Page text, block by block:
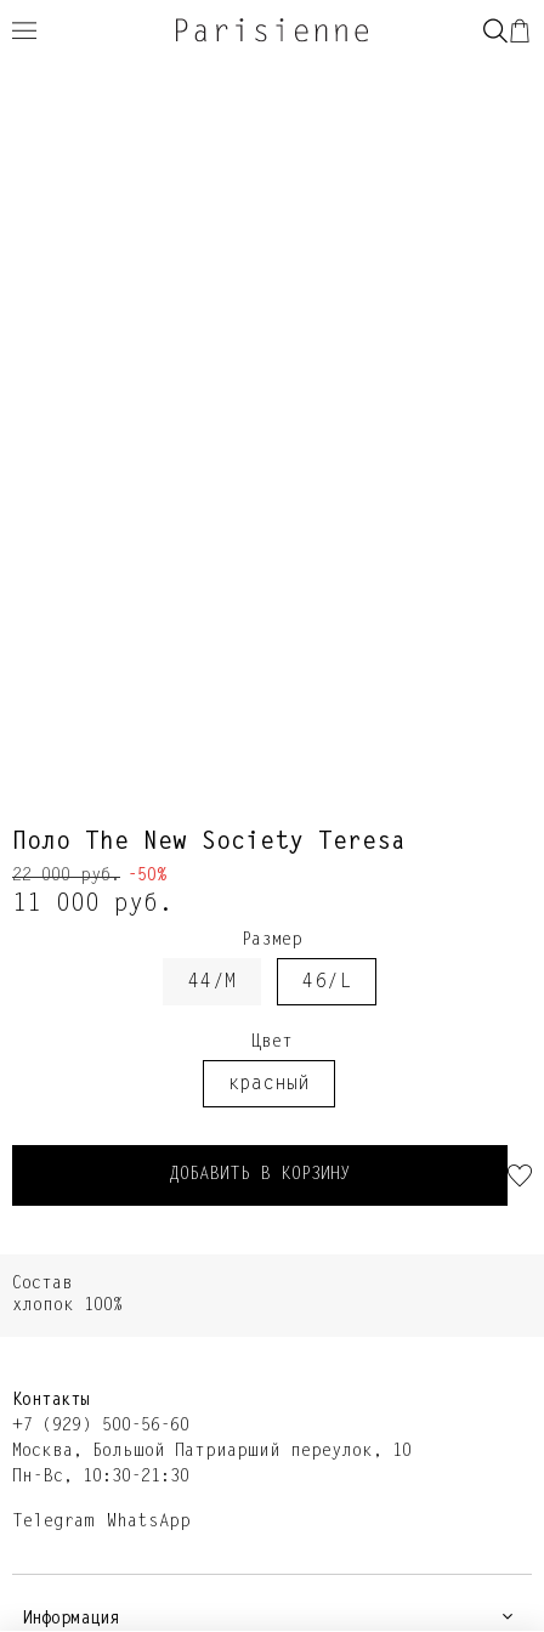
Поло The New Society Teresa
11 000 руб.
22 000 руб. -50%
Размер
44/M 46/L
Цвет
красный
ДОБАВИТЬ В КОРЗИНУ
Состав
хлопок 100%
Информация
Контакты
+7 (929) 500-56-60
Москва,​ Большой Патриарший переулок,​ 10
Пн-Вс, 10:30-21:30
Telegram WhatsApp